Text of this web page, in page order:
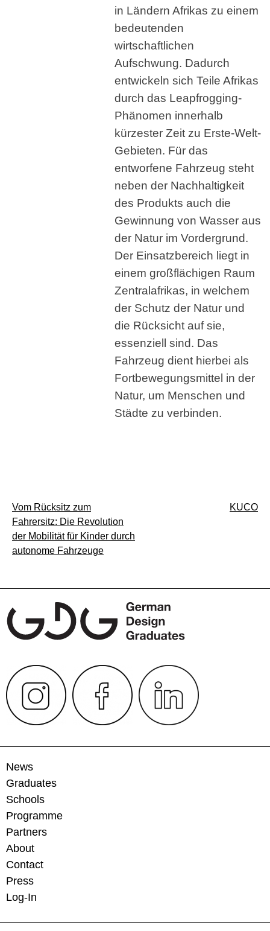
in Ländern Afrikas zu einem
bedeutenden
wirtschaftlichen
Aufschwung. Dadurch
entwickeln sich Teile Afrikas
durch das Leapfrogging-
Phänomen innerhalb
kürzester Zeit zu Erste-Welt-
Gebieten. Für das
entworfene Fahrzeug steht
neben der Nachhaltigkeit
des Produkts auch die
Gewinnung von Wasser aus
der Natur im Vordergrund.
Der Einsatzbereich liegt in
einem großflächigen Raum
Zentralafrikas, in welchem
der Schutz der Natur und
die Rücksicht auf sie,
essenziell sind. Das
Fahrzeug dient hierbei als
Fortbewegungsmittel in der
Natur, um Menschen und
Städte zu verbinden.
Beitragsnavigation
Vom Rücksitz zum
Fahrersitz: Die Revolution
der Mobilität für Kinder durch
autonome Fahrzeuge
KUCO
News
Graduates
Schools
Programme
Partners
About
Contact
Press
Log-In